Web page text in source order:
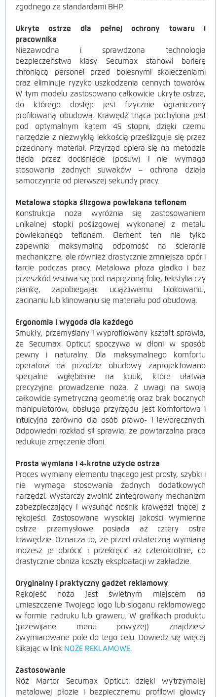
zgodnego ze standardami BHP.
Ukryte ostrze dla pełnej ochrony towaru i
pracownika
Niezawodna i sprawdzona technologia
bezpieczeństwa klasy Secumax stanowi barierę
chroniącą personel przed bolesnymi skaleczeniami
oraz eliminuje ryzyko uszkodzenia cennych towarów.
W tym modelu zastosowano całkowicie ukryte ostrze,
do którego dostęp jest fizycznie ograniczony
profilowaną obudową. Krawędź tnąca pochylona jest
pod optymalnym kątem 45 stopni, dzięki czemu
narzędzie z niezwykłą lekkością prześlizguje się przez
przecinany materiał. Przyrząd opiera się na metodzie
cięcia przez dociśnięcie (posuw) i nie wymaga
stosowania żadnych suwaków – ochrona działa
samoczynnie od pierwszej sekundy pracy.
Metalowa stopka ślizgowa powlekana teflonem
Konstrukcja noża wyróżnia się zastosowaniem
unikalnej stopki poślizgowej wykonanej z metalu
powlekanego teflonem. Element ten nie tylko
zapewnia maksymalną odporność na ścieranie
mechaniczne, ale również drastycznie zmniejsza opór i
tarcie podczas pracy. Metalowa płoza gładko i bez
przeszkód wsuwa się pod naprężoną folię, tekstylia czy
piankę, zapobiegając uciążliwemu blokowaniu,
zacinaniu lub klinowaniu się materiału pod obudową.
Ergonomia i wygoda dla każdego
Smukły, przemyślany i wyprofilowany kształt sprawia,
że Secumax Opticut spoczywa w dłoni w sposób
pewny i naturalny. Dla maksymalnego komfortu
operatora na przodzie obudowy zaprojektowano
specjalne wgłębienie na kciuk, które ułatwia
precyzyjne prowadzenie noża. Z uwagi na swoją
całkowicie symetryczną geometrię oraz brak bocznych
manipulatorów, obsługa przyrządu jest komfortowa i
intuicyjna zarówno dla osób prawo- i leworęcznych.
Odpowiedni rozkład sił sprawia, że powtarzalna praca
redukuje zmęczenie dłoni.
Prosta wymiana i 4-krotne użycie ostrza
Proces wymiany elementu tnącego jest prosty, szybki i
nie wymaga stosowania żadnych dodatkowych
narzędzi. Wystarczy zwolnić zintegrowany mechanizm
zabezpieczający i wysunąć nośnik krawędzi tnącej z
rękojeści. Zastosowane wysokiej jakości wymienne
ostrze przemysłowe posiada aż cztery ostre
krawędzie. Oznacza to, że przed ostateczną wymianą
możesz je obrócić i przekręcić aż czterokrotnie, co
drastycznie obniża koszty eksploatacji w zakładzie.
Oryginalny i praktyczny gadżet reklamowy
Rękojeść noża jest świetnym miejscem na
umieszczenie Twojego logo lub sloganu reklamowego
w formie nadruku lub graweru. W grafikach produktu
(przewijane menu powyżej) znajdziesz
zwymiarowane pole do tego celu. Dowiedz się więcej
klikając w link NOŻE REKLAMOWE.
Zastosowanie
Nóż Martor Secumax Opticut dzięki wytrzymałej
metalowej płozie i bezpiecznemu profilowi głowicy